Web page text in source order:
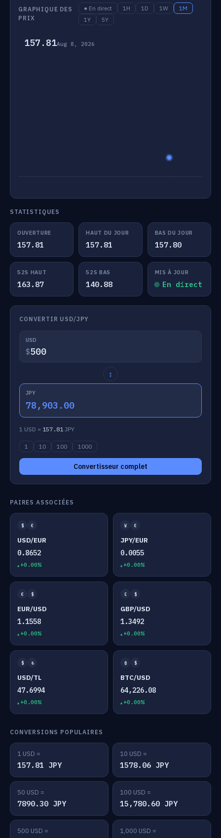
GRAPHIQUE DES
PRIX
● En direct 1H 1D 1W
1M
1Y
5Y
157.81Aug 8, 2026
STATISTIQUES
OUVERTURE
157.81
HAUT DU JOUR
157.81
BAS DU JOUR
157.80
52S HAUT
163.87
52S BAS
140.88
MIS À JOUR
En direct
CONVERTIR USD/JPY
USD
$
↕
JPY
78,903.00
1 USD = 157.81 JPY
1 10 100 1000
Convertisseur complet
PAIRES ASSOCIÉES
$ €
USD/EUR
0.8652
+0.00%
¥ €
JPY/EUR
0.0055
+0.00%
€ $
EUR/USD
1.1558
+0.00%
£ $
GBP/USD
1.3492
+0.00%
$ ₺
USD/TL
47.6994
+0.00%
₿ $
BTC/USD
64,226.08
+0.00%
CONVERSIONS POPULAIRES
1 USD =
157.81 JPY
10 USD =
1578.06 JPY
50 USD =
7890.30 JPY
100 USD =
15,780.60 JPY
500 USD = 1,000 USD =